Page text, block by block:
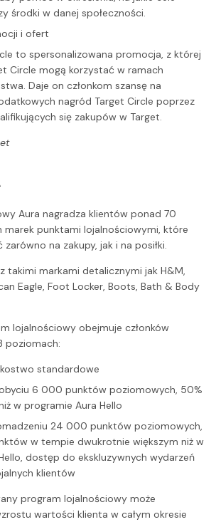
środki w danej społeczności.
i ofert
to spersonalizowana promocja, z której
Circle mogą korzystać w ramach
Daje on członkom szansę na
nagród Target Circle poprzez
się zakupów w Target.
Aura nagradza klientów ponad 70
marek punktami lojalnościowymi, które
na zakupy, jak i na posiłki.
takimi markami detalicznymi jak H&M,
Eagle, Foot Locker, Boots, Bath & Body
lojalnościowy obejmuje członków
poziomach:
standardowe
6 000 punktów poziomowych, 50%
w programie Aura Hello
24 000 punktów poziomowych,
w tempie dwukrotnie większym niż w
dostęp do ekskluzywnych wydarzeń
klientów
program lojalnościowy może
wartości klienta w całym okresie